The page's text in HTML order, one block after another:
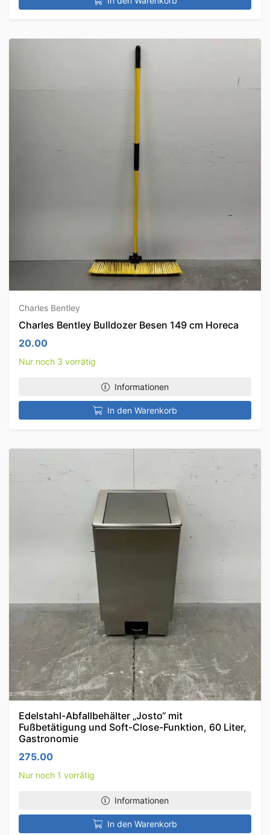
Charles Bentley
Charles Bentley Bulldozer Besen 149 cm Horeca
20.00
Nur noch 3 vorrätig
Informationen
In den Warenkorb
Edelstahl-Abfallbehälter „Josto“ mit
Fußbetätigung und Soft-Close-Funktion, 60 Liter,
Gastronomie
275.00
Nur noch 1 vorrätig
Informationen
In den Warenkorb